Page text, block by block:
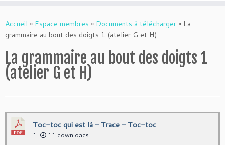
au
contenu
Accueil » Espace membres » Documents à télécharger » La
grammaire au bout des doigts 1 (atelier G et H)
La grammaire au bout des doigts 1
(atelier G et H)
Toc-toc qui est là – Trace – Toc-toc
1 11 downloads